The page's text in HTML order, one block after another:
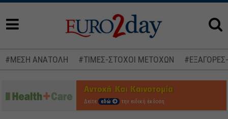
#ΜΕΣΗ ΑΝΑΤΟΛΗ #ΤΙΜΕΣ-ΣΤΟΧΟΙ ΜΕΤΟΧΩΝ
Δείτε εδώ την ειδική έκδοση